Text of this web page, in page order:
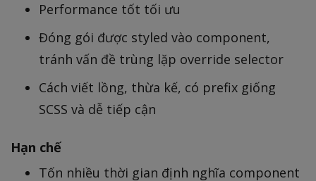
Performance tốt tối ưu
Đóng gói được styled vào component,
tránh vấn đề trùng lặp override selector
Cách viết lồng, thừa kế, có prefix giống
SCSS và dễ tiếp cận
Hạn chế
Tốn nhiều thời gian định nghĩa component